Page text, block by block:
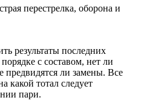
перестрелка, оборона и
результаты последних
с составом, нет ли
предвидятся ли замены. Все
какой тотал следует
пари.